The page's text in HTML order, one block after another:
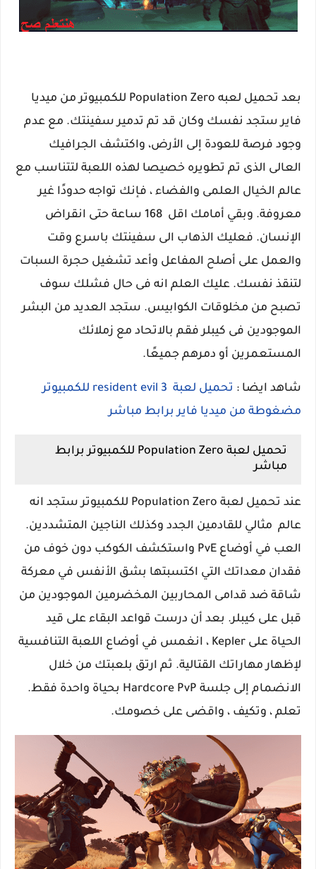
بعد تحميل لعبه Population Zero للكمبيوتر من ميديا
فاير ستجد نفسك وكان قد تم تدمير سفينتك. مع عدم
وجود فرصة للعودة إلى الأرض، واكتشف الجرافيك
العالى الذى تم تطويره خصيصا لهذه اللعبة لتتناسب مع
عالم الخيال العلمى والفضاء ، فإنك تواجه حدودًا غير
معروفة. وبقي أمامك اقل 168 ساعة حتى انقراض
الإنسان. فعليك الذهاب الى سفينتك باسرع وقت
والعمل على أصلح المفاعل وأعد تشغيل حجرة السبات
لتنقذ نفسك. عليك العلم انه فى حال فشلك سوف
تصبح من مخلوقات الكوابيس. ستجد العديد من البشر
الموجودين فى كيبلر فقم بالاتحاد مع زملائك
المستعمرين أو دمرهم جميعًا.
شاهد ايضا :
تحميل لعبة resident evil 3 للكمبيوتر
مضغوطة من ميديا فاير برابط مباشر
تحميل لعبة Population Zero للكمبيوتر برابط
مباشر
عند تحميل لعبة Population Zero للكمبيوتر ستجد انه
عالم مثالي للقادمين الجدد وكذلك الناجين المتشددين.
العب في أوضاع PvE واستكشف الكوكب دون خوف من
فقدان معداتك التي اكتسبتها بشق الأنفس في معركة
شاقة ضد قدامى المحاربين المخضرمين الموجودين من
قبل على كيبلر. بعد أن درست قواعد البقاء على قيد
الحياة على Kepler ، انغمس في أوضاع اللعبة التنافسية
لإظهار مهاراتك القتالية. ثم ارتق بلعبتك من خلال
الانضمام إلى جلسة Hardcore PvP بحياة واحدة فقط.
تعلم ، وتكيف ، واقضى على خصومك.